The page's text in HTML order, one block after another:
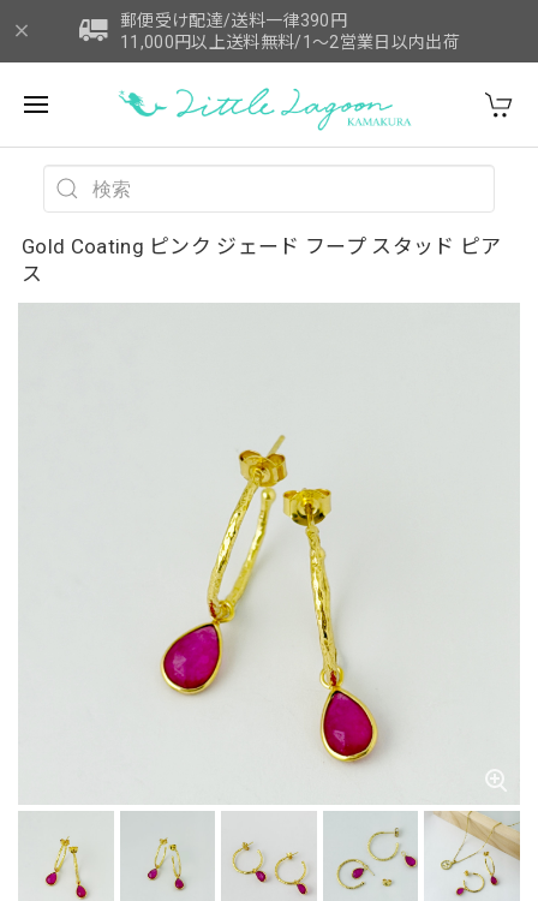
郵便受け配達/送料一律390円
11,000円以上送料無料/1～2営業日以内出荷
Gold Coating ピンク ジェード フープ スタッド ピア
ス